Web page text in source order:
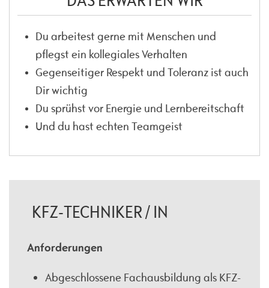
Du arbeitest gerne mit Menschen und
pflegst ein kollegiales Verhalten
Gegenseitiger Respekt und Toleranz ist auch
Dir wichtig
Du sprühst vor Energie und Lernbereitschaft
Und du hast echten Teamgeist
KFZ-TECHNIKER / IN
Anforderungen
Abgeschlossene Fachausbildung als KFZ-